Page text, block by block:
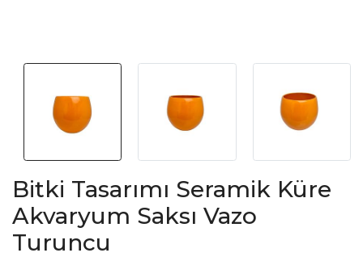
Bitki Tasarımı Seramik Küre
Akvaryum Saksı Vazo
Turuncu